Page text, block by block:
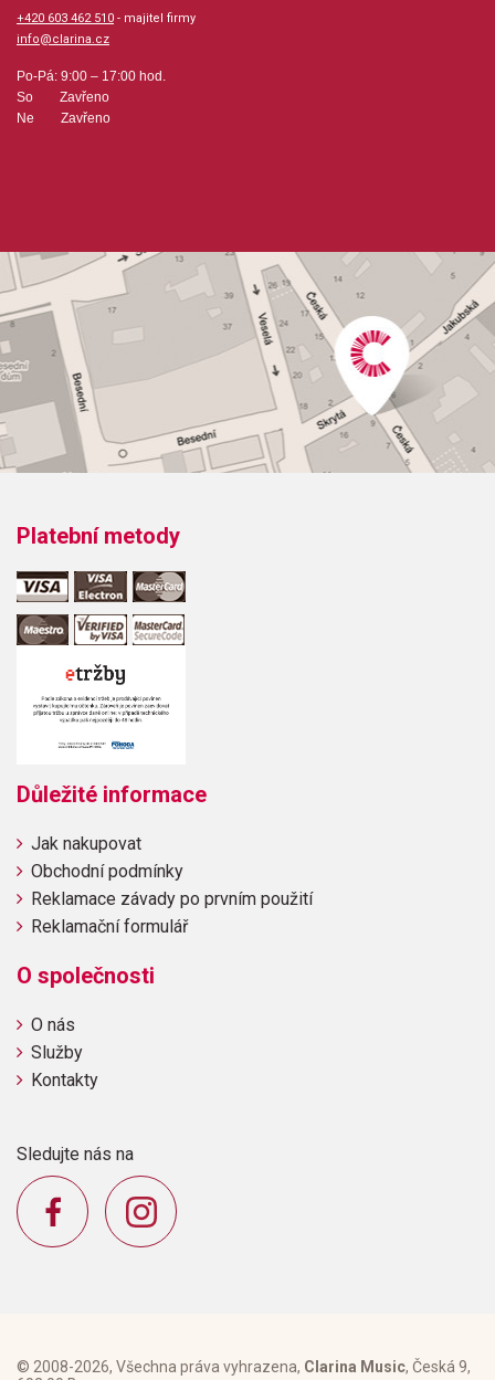
Obsazení: duet
Výrobce: ALFRED PUBLISHING CO.,INC.
+420 603 462 510 - majitel firmy
info@clarina.cz
Po-Pá: 9:00 – 17:00 hod.
So Zavřeno
Ne Zavřeno
Platební metody
Důležité informace
Jak nakupovat
Obchodní podmínky
Reklamace závady po prvním použití
Reklamační formulář
O společnosti
O nás
Služby
Kontakty
Sledujte nás na
© 2008-2026, Všechna práva vyhrazena, Clarina Music, Česká 9,